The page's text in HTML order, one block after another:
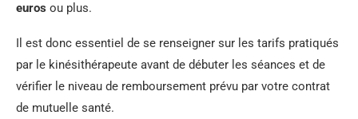
euros ou plus.
Il est donc essentiel de se renseigner sur les tarifs pratiqués
par le kinésithérapeute avant de débuter les séances et de
vérifier le niveau de remboursement prévu par votre contrat
de mutuelle santé.